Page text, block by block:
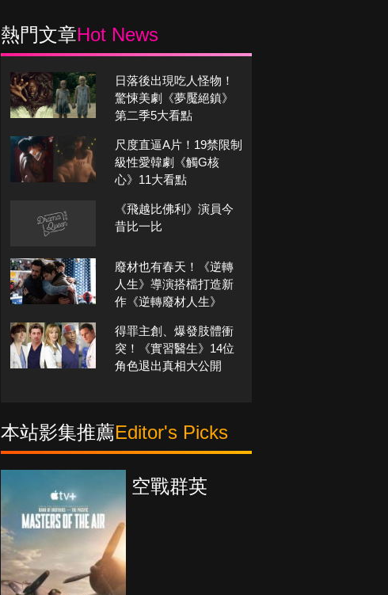
熱門文章Hot News
日落後出現吃人怪物！
驚悚美劇《夢魘絕鎮》
第二季5大看點
尺度直逼A片！19禁限制
級性愛韓劇《觸G核
心》11大看點
《飛越比佛利》演員今
昔比一比
廢材也有春天！《逆轉
人生》導演搭檔打造新
作《逆轉廢材人生》
得罪主創、爆發肢體衝
突！《實習醫生》14位
角色退出真相大公開
本站影集推薦Editor's Picks
真愛挑日子